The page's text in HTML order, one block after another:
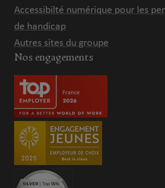
Accessibilté numérique pour les
de handicap
Autres sites du groupe
Nos engagements